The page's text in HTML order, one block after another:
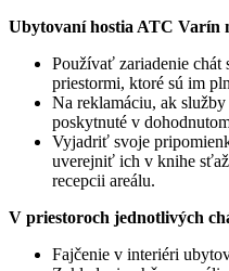
Ubytovaní hostia ATC Varín
Používať zariadenie chát
priestormi, ktoré sú im
Na reklamáciu, ak
poskytnuté v
Vyjadriť svoje
uverejniť ich v knihe
recepcii areálu.
V priestoroch jednotlivých
Fajčenie v interiéri